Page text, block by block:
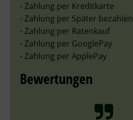
- Zahlung per Kreditkarte
- Zahlung per Später bezahlen
- Zahlung per Ratenkauf
- Zahlung per GooglePay
- Zahlung per ApplePay
Bewertungen